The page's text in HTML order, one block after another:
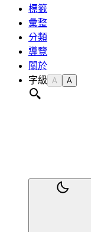
標籤
彙整
分類
導覽
關於
字級 A A